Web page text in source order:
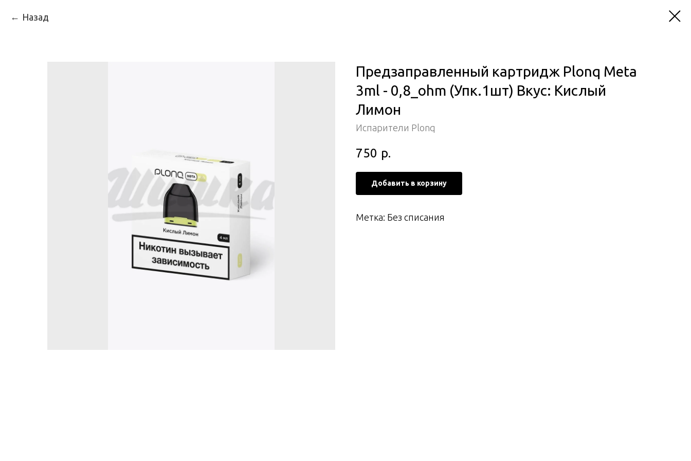
Назад
Предзаправленный картридж Plonq Meta
3ml - 0,8_ohm (Упк.1шт) Вкус: Кислый
Лимон
Испарители Plonq
750 р.
Добавить в корзину
Метка: Без списания